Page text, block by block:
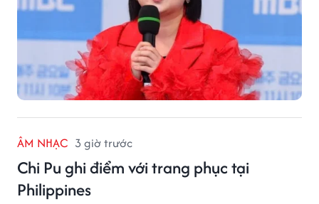
ÂM NHẠC 3 giờ trước
Chi Pu ghi điểm với trang phục tại
Philippines